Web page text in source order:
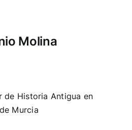
Molina
de Historia Antigua en
Murcia